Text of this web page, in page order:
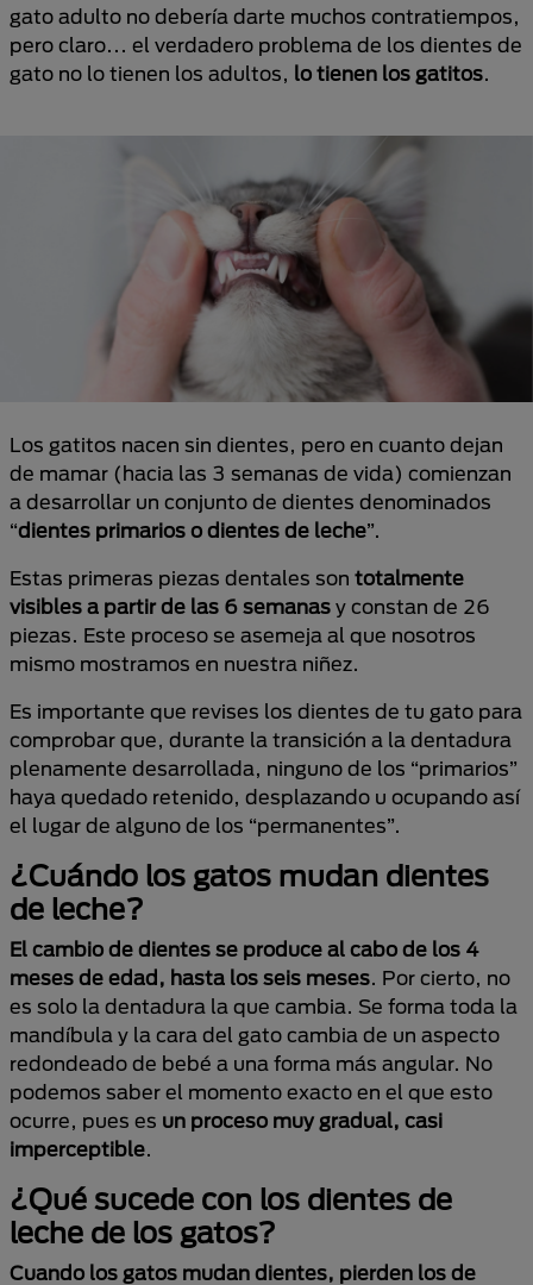
gato adulto no debería darte muchos contratiempos,
pero claro... el verdadero problema de los dientes de
gato no lo tienen los adultos, lo tienen los gatitos.
Los gatitos nacen sin dientes, pero en cuanto dejan
de mamar (hacia las 3 semanas de vida) comienzan
a desarrollar un conjunto de dientes denominados
“dientes primarios o dientes de leche”.
Estas primeras piezas dentales son totalmente
visibles a partir de las 6 semanas y constan de 26
piezas. Este proceso se asemeja al que nosotros
mismo mostramos en nuestra niñez.
Es importante que revises los dientes de tu gato para
comprobar que, durante la transición a la dentadura
plenamente desarrollada, ninguno de los “primarios”
haya quedado retenido, desplazando u ocupando así
el lugar de alguno de los “permanentes”.
¿Cuándo los gatos mudan dientes
de leche?
El cambio de dientes se produce al cabo de los 4
meses de edad, hasta los seis meses. Por cierto, no
es solo la dentadura la que cambia. Se forma toda la
mandíbula y la cara del gato cambia de un aspecto
redondeado de bebé a una forma más angular. No
podemos saber el momento exacto en el que esto
ocurre, pues es un proceso muy gradual, casi
imperceptible.
¿Qué sucede con los dientes de
leche de los gatos?
Cuando los gatos mudan dientes, pierden los de